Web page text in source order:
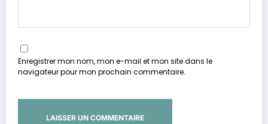
Enregistrer mon nom, mon e-mail et mon site dans le
navigateur pour mon prochain commentaire.